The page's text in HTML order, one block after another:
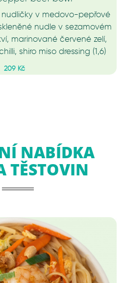
nudličky v medovo-pepřové
nudle v sezamovém
marinované červené zelí,
shiro miso dressing (1,6)
209 Kč
NABÍDKA
TĚSTOVIN